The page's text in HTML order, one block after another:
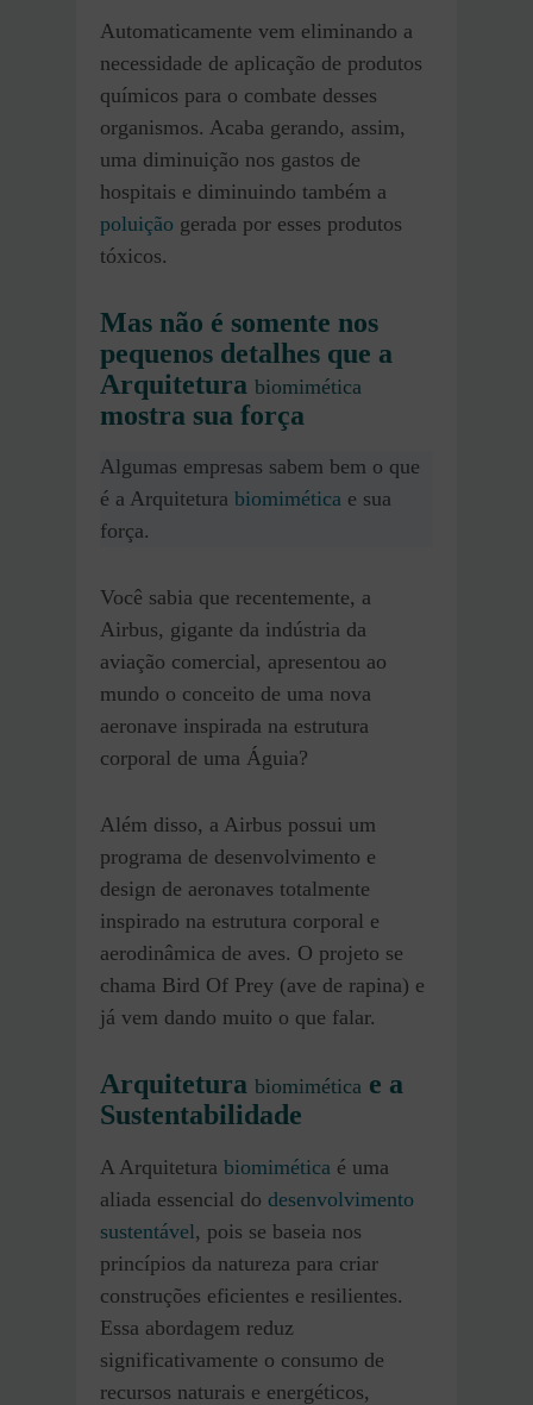
Automaticamente vem eliminando a
necessidade de aplicação de produtos
químicos para o combate desses
organismos. Acaba gerando, assim,
uma diminuição nos gastos de
hospitais e diminuindo também a
poluição gerada por esses produtos
tóxicos.
Mas não é somente nos
pequenos detalhes que a
Arquitetura biomimética
mostra sua força
Algumas empresas sabem bem o que
é a Arquitetura biomimética e sua
força.
Você sabia que recentemente, a
Airbus, gigante da indústria da
aviação comercial, apresentou ao
mundo o conceito de uma nova
aeronave inspirada na estrutura
corporal de uma Águia?
Além disso, a Airbus possui um
programa de desenvolvimento e
design de aeronaves totalmente
inspirado na estrutura corporal e
aerodinâmica de aves. O projeto se
chama Bird Of Prey (ave de rapina) e
já vem dando muito o que falar.
Arquitetura biomimética e a
Sustentabilidade
A Arquitetura biomimética é uma
aliada essencial do desenvolvimento
sustentável, pois se baseia nos
princípios da natureza para criar
construções eficientes e resilientes.
Essa abordagem reduz
significativamente o consumo de
recursos naturais e energéticos,